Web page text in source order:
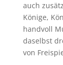
auch
Könige,
handvoll
daselbst
von